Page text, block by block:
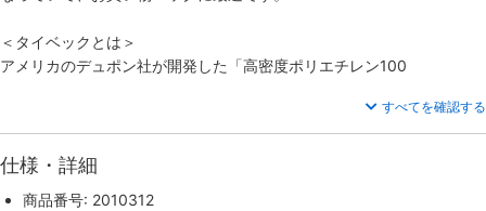
＜タイベックとは＞
アメリカのデュポン社が開発した「高密度ポリエチレン100
すべてを確認する
仕様・詳細
商品番号: 2010312